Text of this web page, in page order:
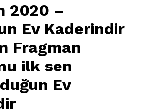
2020 –
Ev Kaderindir
Fragman
ilk sen
Ev